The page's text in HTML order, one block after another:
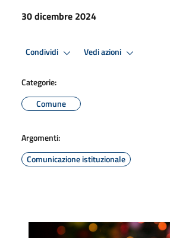
30 dicembre 2024
Condividi Vedi azioni
Categorie:
Comune
Argomenti:
Comunicazione istituzionale